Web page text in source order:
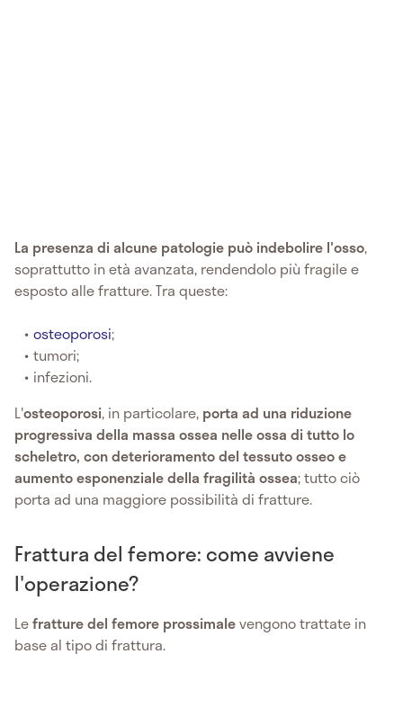
La presenza di alcune patologie può indebolire l'osso,
soprattutto in età avanzata, rendendolo più fragile e
esposto alle fratture. Tra queste:
osteoporosi;
tumori;
infezioni.
L'osteoporosi, in particolare, porta ad una riduzione
progressiva della massa ossea nelle ossa di tutto lo
scheletro, con deterioramento del tessuto osseo e
aumento esponenziale della fragilità ossea; tutto ciò
porta ad una maggiore possibilità di fratture.
Frattura del femore: come avviene
l'operazione?
Lefratture del femore prossimalevengono trattate in
base al tipo di frattura.